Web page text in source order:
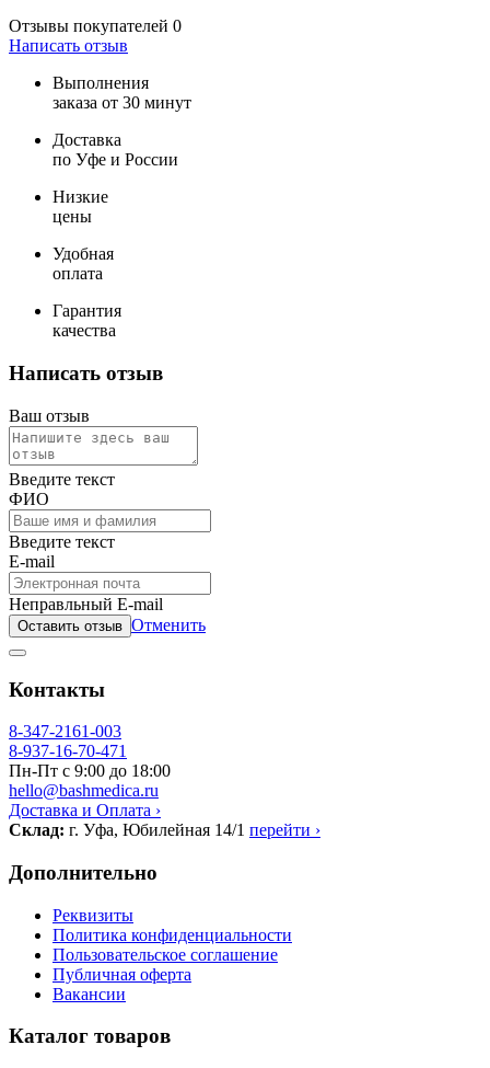
Отзывы покупателей 0
Написать отзыв
Выполнения
заказа от 30 минут
Доставка
по Уфе и России
Низкие
цены
Удобная
оплата
Гарантия
качества
Написать отзыв
Ваш отзыв
Введите текст
ФИО
Введите текст
E-mail
Неправльный E-mail
Оставить отзыв Отменить
Контакты
8-347-2161-003
8-937-16-70-471
Пн-Пт с 9:00 до 18:00
hello@bashmedica.ru
Доставка и Оплата ›
Склад: г. Уфа, Юбилейная 14/1 перейти ›
Дополнительно
Реквизиты
Политика конфиденциальности
Пользовательское соглашение
Публичная оферта
Вакансии
Каталог товаров